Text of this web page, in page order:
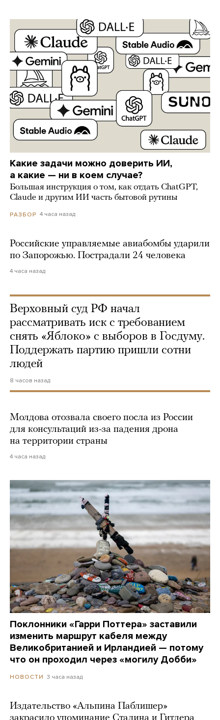
Какие задачи можно доверить ИИ,
а какие — ни в коем случае?
Большая инструкция о том, как отдать ChatGPT,
Claude и другим ИИ часть бытовой рутины
РАЗБОР 4 часа назад
Российские управляемые авиабомбы ударили
по Запорожью. Пострадали 24 человека
4 часа назад
Верховный суд РФ начал
рассматривать иск с требованием
снять «Яблоко» с выборов в Госдуму.
Поддержать партию пришли сотни
людей
8 часов назад
Молдова отозвала своего посла из России
для консультаций из-за падения дрона
на территории страны
4 часа назад
Поклонники «Гарри Поттера» заставили
изменить маршрут кабеля между
Великобританией и Ирландией — потому
что он проходил через «могилу Добби»
НОВОСТИ 3 часа назад
Издательство «Альпина Паблишер»
закрасило упоминание Сталина и Гитлера